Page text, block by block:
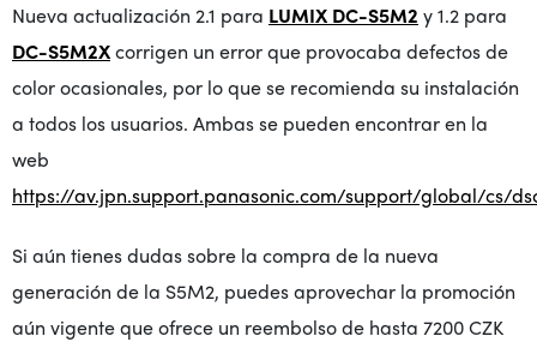
Nueva actualización 2.1 para LUMIX DC-S5M2 y 1.2 para
DC-S5M2Xcorrigen un error que provocaba defectos de
color ocasionales, por lo que se recomienda su instalación
a todos los usuarios. Ambas se pueden encontrar en la
web
https://av.jpn.support.panasonic.com/support/global/cs/
Si aún tienes dudas sobre la compra de la nueva
generación de la S5M2, puedes aprovechar la promoción
aún vigente que ofrece un reembolso de hasta 7200 CZK